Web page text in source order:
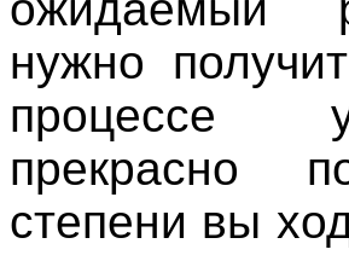
нужно
процессе
прекрасно
степени вы